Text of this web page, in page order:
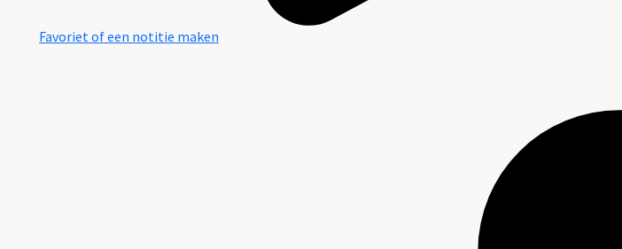
Favoriet of een notitie maken